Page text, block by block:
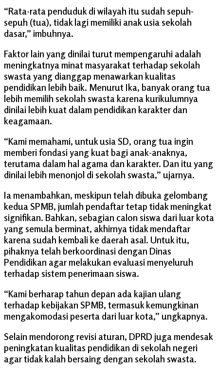
“Rata-rata penduduk di wilayah itu sudah sepuh-
sepuh (tua), tidak lagi memiliki anak usia sekolah
dasar,” imbuhnya.
Faktor lain yang dinilai turut mempengaruhi adalah
meningkatnya minat masyarakat terhadap sekolah
swasta yang dianggap menawarkan kualitas
pendidikan lebih baik. Menurut Ika, banyak orang tua
lebih memilih sekolah swasta karena kurikulumnya
dinilai lebih kuat dalam pendidikan karakter dan
keagamaan.
“Kami memahami, untuk usia SD, orang tua ingin
memberi fondasi yang kuat bagi anak-anaknya,
terutama dalam hal agama dan karakter. Dan itu yang
dinilai lebih menonjol di sekolah swasta,” ujarnya.
Ia menambahkan, meskipun telah dibuka gelombang
kedua SPMB, jumlah pendaftar tetap tidak meningkat
signifikan. Bahkan, sebagian calon siswa dari luar kota
yang semula berminat, akhirnya tidak mendaftar
karena sudah kembali ke daerah asal. Untuk itu,
pihaknya telah berkoordinasi dengan Dinas
Pendidikan agar melakukan evaluasi menyeluruh
terhadap sistem penerimaan siswa.
“Kami berharap tahun depan ada kajian ulang
terhadap kebijakan SPMB, termasuk kemungkinan
mengakomodasi peserta dari luar kota,” ungkapnya.
Selain mendorong revisi aturan, DPRD juga mendesak
peningkatan kualitas pendidikan di sekolah negeri
agar tidak kalah bersaing dengan sekolah swasta.